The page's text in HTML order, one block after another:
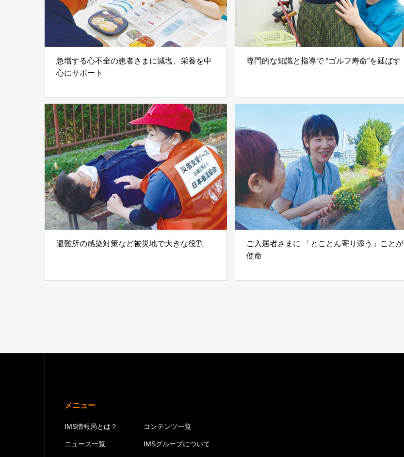
急増する心不全の患者さまに減塩、栄養を中
心にサポート
専門的な知識と指導で “ゴルフ寿命”を延ばす
避難所の感染対策など被災地で大きな役割
ご入居者さまに 「とことん寄り添う」ことが
使命
メニュー
IMS情報局とは？ コンテンツ一覧
ニュース一覧 IMSグループについて